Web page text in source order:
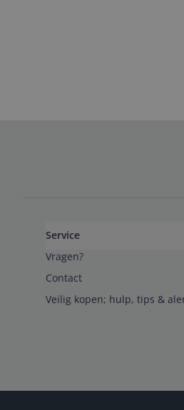
Service
Vragen?
Contact
Veilig kopen; hulp, tips &